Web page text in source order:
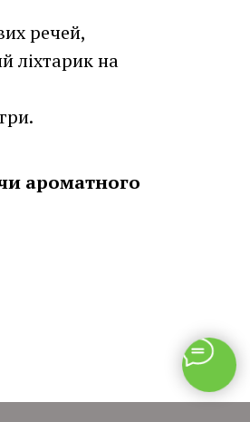
речей,
ліхтарик на
ароматного